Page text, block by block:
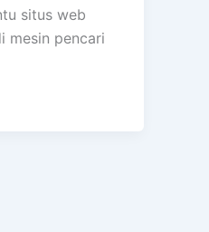
situs web
mesin pencari